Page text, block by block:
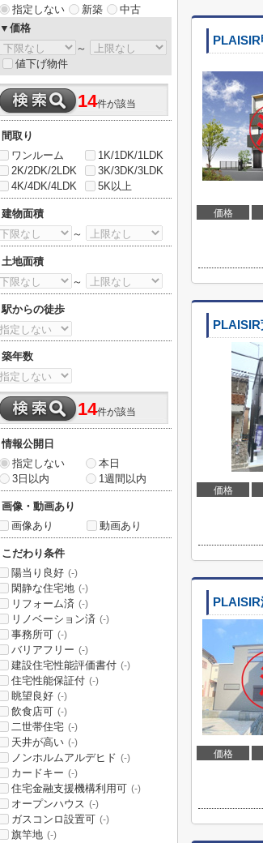
価格
価格
価格
指定しない 新築
中古
▼価格
～
値下げ物件
14件が該当
間取り
ワンルーム
1K/1DK/1LDK
2K/2DK/2LDK
3K/3DK/3LDK
4K/4DK/4LDK
5K以上
建物面積
～
土地面積
～
駅からの徒歩
築年数
14件が該当
情報公開日
指定しない
本日
3日以内
1週間以内
画像・動画あり
画像あり
動画あり
こだわり条件
陽当り良好 (-)
閑静な住宅地 (-)
リフォーム済 (-)
リノベーション済 (-)
事務所可 (-)
バリアフリー (-)
建設住宅性能評価書付 (-)
住宅性能保証付 (-)
眺望良好 (-)
飲食店可 (-)
二世帯住宅 (-)
天井が高い (-)
ノンホルムアルデヒド (-)
カードキー (-)
住宅金融支援機構利用可 (-)
オープンハウス (-)
ガスコンロ設置可 (-)
旗竿地 (-)